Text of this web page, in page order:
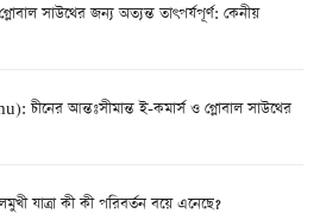
সাউথের জন্য অত্যন্ত তাৎপর্যপূর্ণ: কেনীয়
চীনের আন্তঃসীমান্ত ই-কমার্স ও গ্লোবাল সাউথের
যাত্রা কী কী পরিবর্তন বয়ে এনেছে?